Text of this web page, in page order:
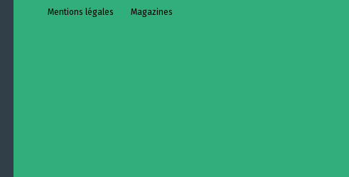
Mentions légales Magazines